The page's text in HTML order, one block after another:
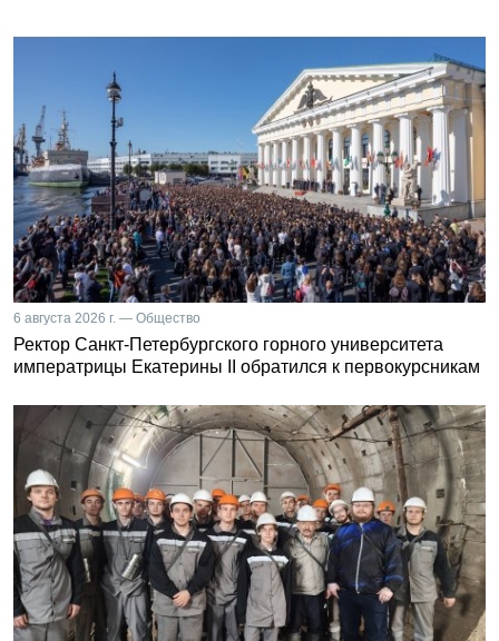
6 августа 2026 г. — Общество
Ректор Санкт-Петербургского горного университета
императрицы Екатерины II обратился к первокурсникам